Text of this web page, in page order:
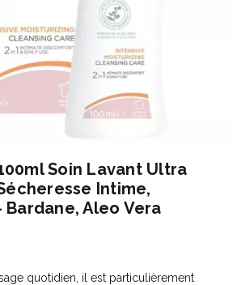
Soin Lavant Ultra
Intime,
Bardane, Aleo Vera
quotidien, il est particulièrement